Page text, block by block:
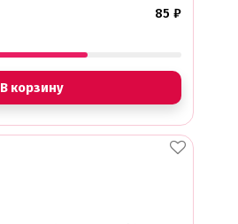
85 ₽
В корзину